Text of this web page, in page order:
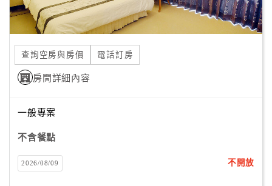
訂
單
管
理
員
戶
查詢空房與房價 電話訂房
房間詳細內容
一般專案
不含餐點
2026/08/09 不開放